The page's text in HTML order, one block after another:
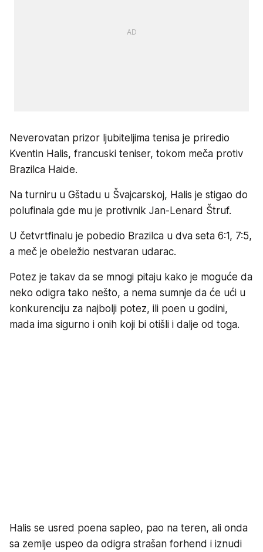
Neverovatan prizor ljubiteljima tenisa je priredio
Kventin Halis, francuski teniser, tokom meča protiv
Brazilca Haide.
Na turniru u Gštadu u Švajcarskoj, Halis je stigao do
polufinala gde mu je protivnik Jan-Lenard Štruf.
U četvrtfinalu je pobedio Brazilca u dva seta 6:1, 7:5,
a meč je obeležio nestvaran udarac.
Potez je takav da se mnogi pitaju kako je moguće da
neko odigra tako nešto, a nema sumnje da će ući u
konkurenciju za najbolji potez, ili poen u godini,
mada ima sigurno i onih koji bi otišli i dalje od toga.
Halis se usred poena sapleo, pao na teren, ali onda
sa zemlje uspeo da odigra strašan forhend i iznudi